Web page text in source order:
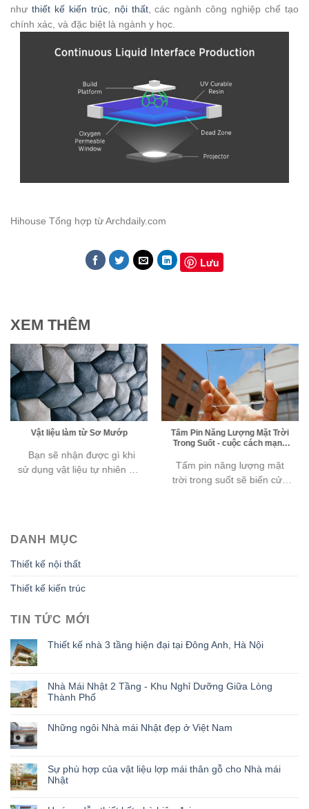
như thiết kế kiến trúc, nội thất, các ngành công nghiệp chế tạo
chính xác, và đặc biệt là ngành y học.
Hihouse Tổng hợp từ Archdaily.com
Lưu
XEM THÊM
Vật liệu làm từ Sơ Mướp
sử dụng vật liệu tự nhiên để
Tấm Pin Năng Lượng Mặt Trời
Trong Suốt - cuộc cách mạng
văn phòng
Tấm pin năng lượng mặt
trời trong suốt sẽ biến cửa
DANH MỤC
Thiết kế nội thất
Thiết kế kiến trúc
TIN TỨC MỚI
Thiết kế nhà 3 tầng hiện đại tại Đông Anh, Hà Nội
Nhà Mái Nhật 2 Tầng - Khu Nghỉ Dưỡng Giữa Lòng
Thành Phố
Những ngôi Nhà mái Nhật đẹp ở Việt Nam
Sự phù hợp của vật liệu lợp mái thân gỗ cho Nhà mái
Nhật